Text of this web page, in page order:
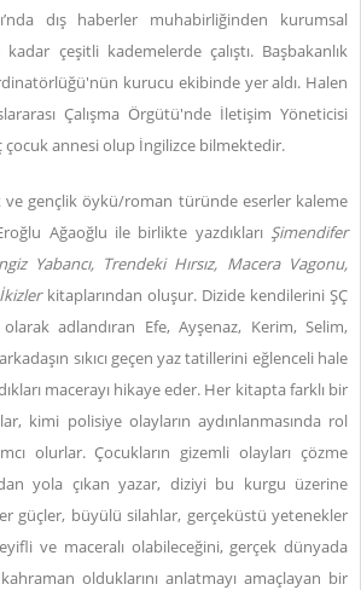
dış haberler muhabirliğinden kurumsal
çeşitli kademelerde çalıştı. Başbakanlık
kurucu ekibinde yer aldı. Halen
Çalışma Örgütü'nde İletişim Yöneticisi
çocuk annesi olup İngilizce bilmektedir.
ve gençlik öykü/roman türünde eserler kaleme
Ağaoğlu ile birlikte yazdıkları Şimendifer
Yabancı, Trendeki Hırsız, Macera Vagonu,
kitaplarından oluşur. Dizide kendilerini ŞÇ
adlandıran Efe, Ayşenaz, Kerim, Selim,
sıkıcı geçen yaz tatillerini eğlenceli hale
macerayı hikaye eder. Her kitapta farklı bir
kimi polisiye olayların aydınlanmasında rol
olurlar. Çocukların gizemli olayları çözme
yola çıkan yazar, diziyi bu kurgu üzerine
güçler, büyülü silahlar, gerçeküstü yetenekler
ve maceralı olabileceğini, gerçek dünyada
olduklarını anlatmayı amaçlayan bir